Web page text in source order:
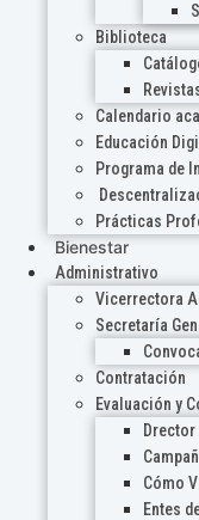
Biblioteca
Calendario
Educación
Programa de
Prácticas
Bienestar
Administrativo
Vicerrectora
Secretaría
Contratación
Evaluación y
Drector
Cómo
Entes